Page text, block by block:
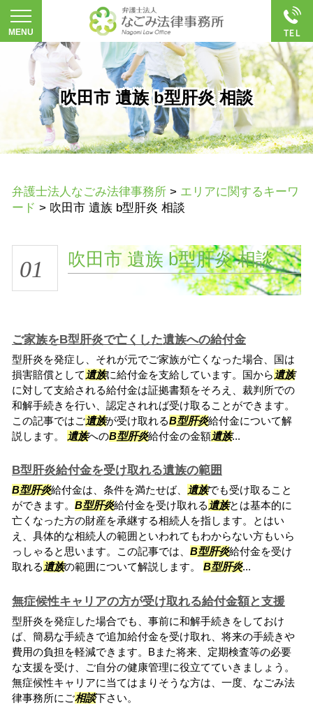
吹田市 遺族 b型肝炎 相談
弁護士法人なごみ法律事務所 > エリアに関するキーワ
ード > 吹田市 遺族 b型肝炎 相談
01 吹田市 遺族 b型肝炎 相談
ご家族をB型肝炎で亡くした遺族への給付金
型肝炎を発症し、それが元でご家族が亡くなった場合、国は
損害賠償として 遺族に給付金を支給しています。国から 遺族
に対して支給される給付金は証拠書類をそろえ、裁判所での
和解手続きを行い、認定されれば受け取ることができます。
この記事ではご遺族が受け取れるB型肝炎給付金について解
説します。
遺族へのB型肝炎給付金の金額遺族...
B型肝炎給付金を受け取れる遺族の範囲
B型肝炎給付金は、条件を満たせば、 遺族でも受け取ること
ができます。 B型肝炎給付金を受け取れる 遺族とは基本的に
亡くなった方の財産を承継する相続人を指します。とはい
え、具体的な相続人の範囲といわれてもわからない方もいら
っしゃると思います。この記事では、 B型肝炎給付金を受け
取れる 遺族の範囲について解説します。 B型肝炎...
無症候性キャリアの方が受け取れる給付金額と支援
型肝炎を発症した場合でも、事前に和解手続きをしておけ
ば、簡易な手続きで追加給付金を受け取れ、将来の手続きや
費用の負担を軽減できます。Bまた将来、定期検査等の必要
な支援を受け、ご自分の健康管理に役立てていきましょう。
無症候性キャリアに当てはまりそうな方は、一度、なごみ法
律事務所にご相談下さい。